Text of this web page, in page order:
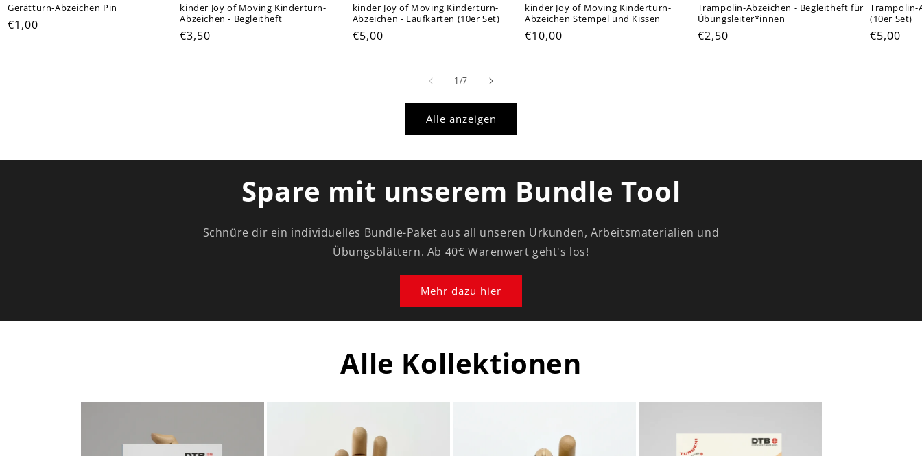
Gerätturn-Abzeichen Pin
Normaler
€1,00
kinder Joy of Moving Kinderturn-
Abzeichen - Begleitheft
Normaler
€3,50
kinder Joy of Moving Kinderturn-
Abzeichen - Laufkarten (10er Set)
Normaler
€5,00
kinder Joy of Moving Kinderturn-
Abzeichen Stempel und Kissen
Normaler
€10,00
Trampolin-Abzeichen - Begleitheft für
Übungsleiter*innen
Normaler
€2,50
Trampolin-
(10er Set)
€5,00
1/von
7
Alle anzeigen
Spare mit unserem Bundle Tool
Schnüre dir ein individuelles Bundle-Paket aus all unseren Urkunden, Arbeitsmaterialien und
Übungsblättern. Ab 40€ Warenwert geht's los!
Mehr dazu hier
Alle Kollektionen